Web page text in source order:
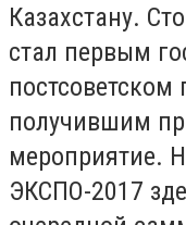
Казахстану.
стал первым
постсоветском
получившим
мероприятие.
ЭКСПО-2017